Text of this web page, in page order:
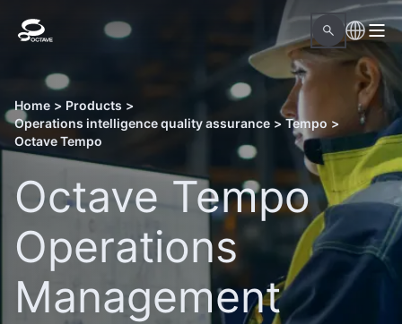
Home > Products >
Operations intelligence quality assurance > Tempo >
Octave Tempo
Octave Tempo
Operations
Management